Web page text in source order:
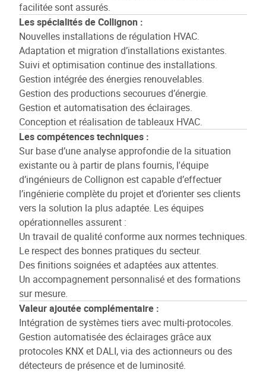
facilitée sont assurés.
Les spécialités de Collignon :
Nouvelles installations de régulation HVAC.
Adaptation et migration d’installations existantes.
Suivi et optimisation continue des installations.
Gestion intégrée des énergies renouvelables.
Gestion des productions secourues d’énergie.
Gestion et automatisation des éclairages.
Conception et réalisation de tableaux HVAC.
Les compétences techniques :
Sur base d’une analyse approfondie de la situation
existante ou à partir de plans fournis, l'équipe
d’ingénieurs de Collignon est capable d’effectuer
l’ingénierie complète du projet et d’orienter ses clients
vers la solution la plus adaptée. Les équipes
opérationnelles assurent :
Un travail de qualité conforme aux normes techniques.
Le respect des bonnes pratiques du secteur.
Des finitions soignées et adaptées aux attentes.
Un accompagnement personnalisé et des formations
sur mesure.
Valeur ajoutée complémentaire :
Intégration de systèmes tiers avec multi-protocoles.
Gestion automatisée des éclairages grâce aux
protocoles KNX et DALI, via des actionneurs ou des
détecteurs de présence et de luminosité.